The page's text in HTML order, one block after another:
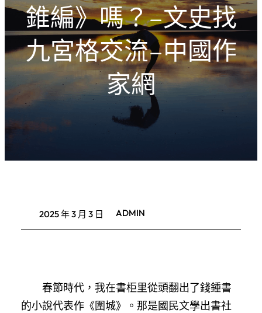
錐編》嗎？–文史找
九宮格交流–中國作
家網
2025 年 3 月 3 日 ADMIN
春節時代，我在書柜里從頭翻出了錢鍾書
的小說代表作《圍城》。那是國民文學出書社